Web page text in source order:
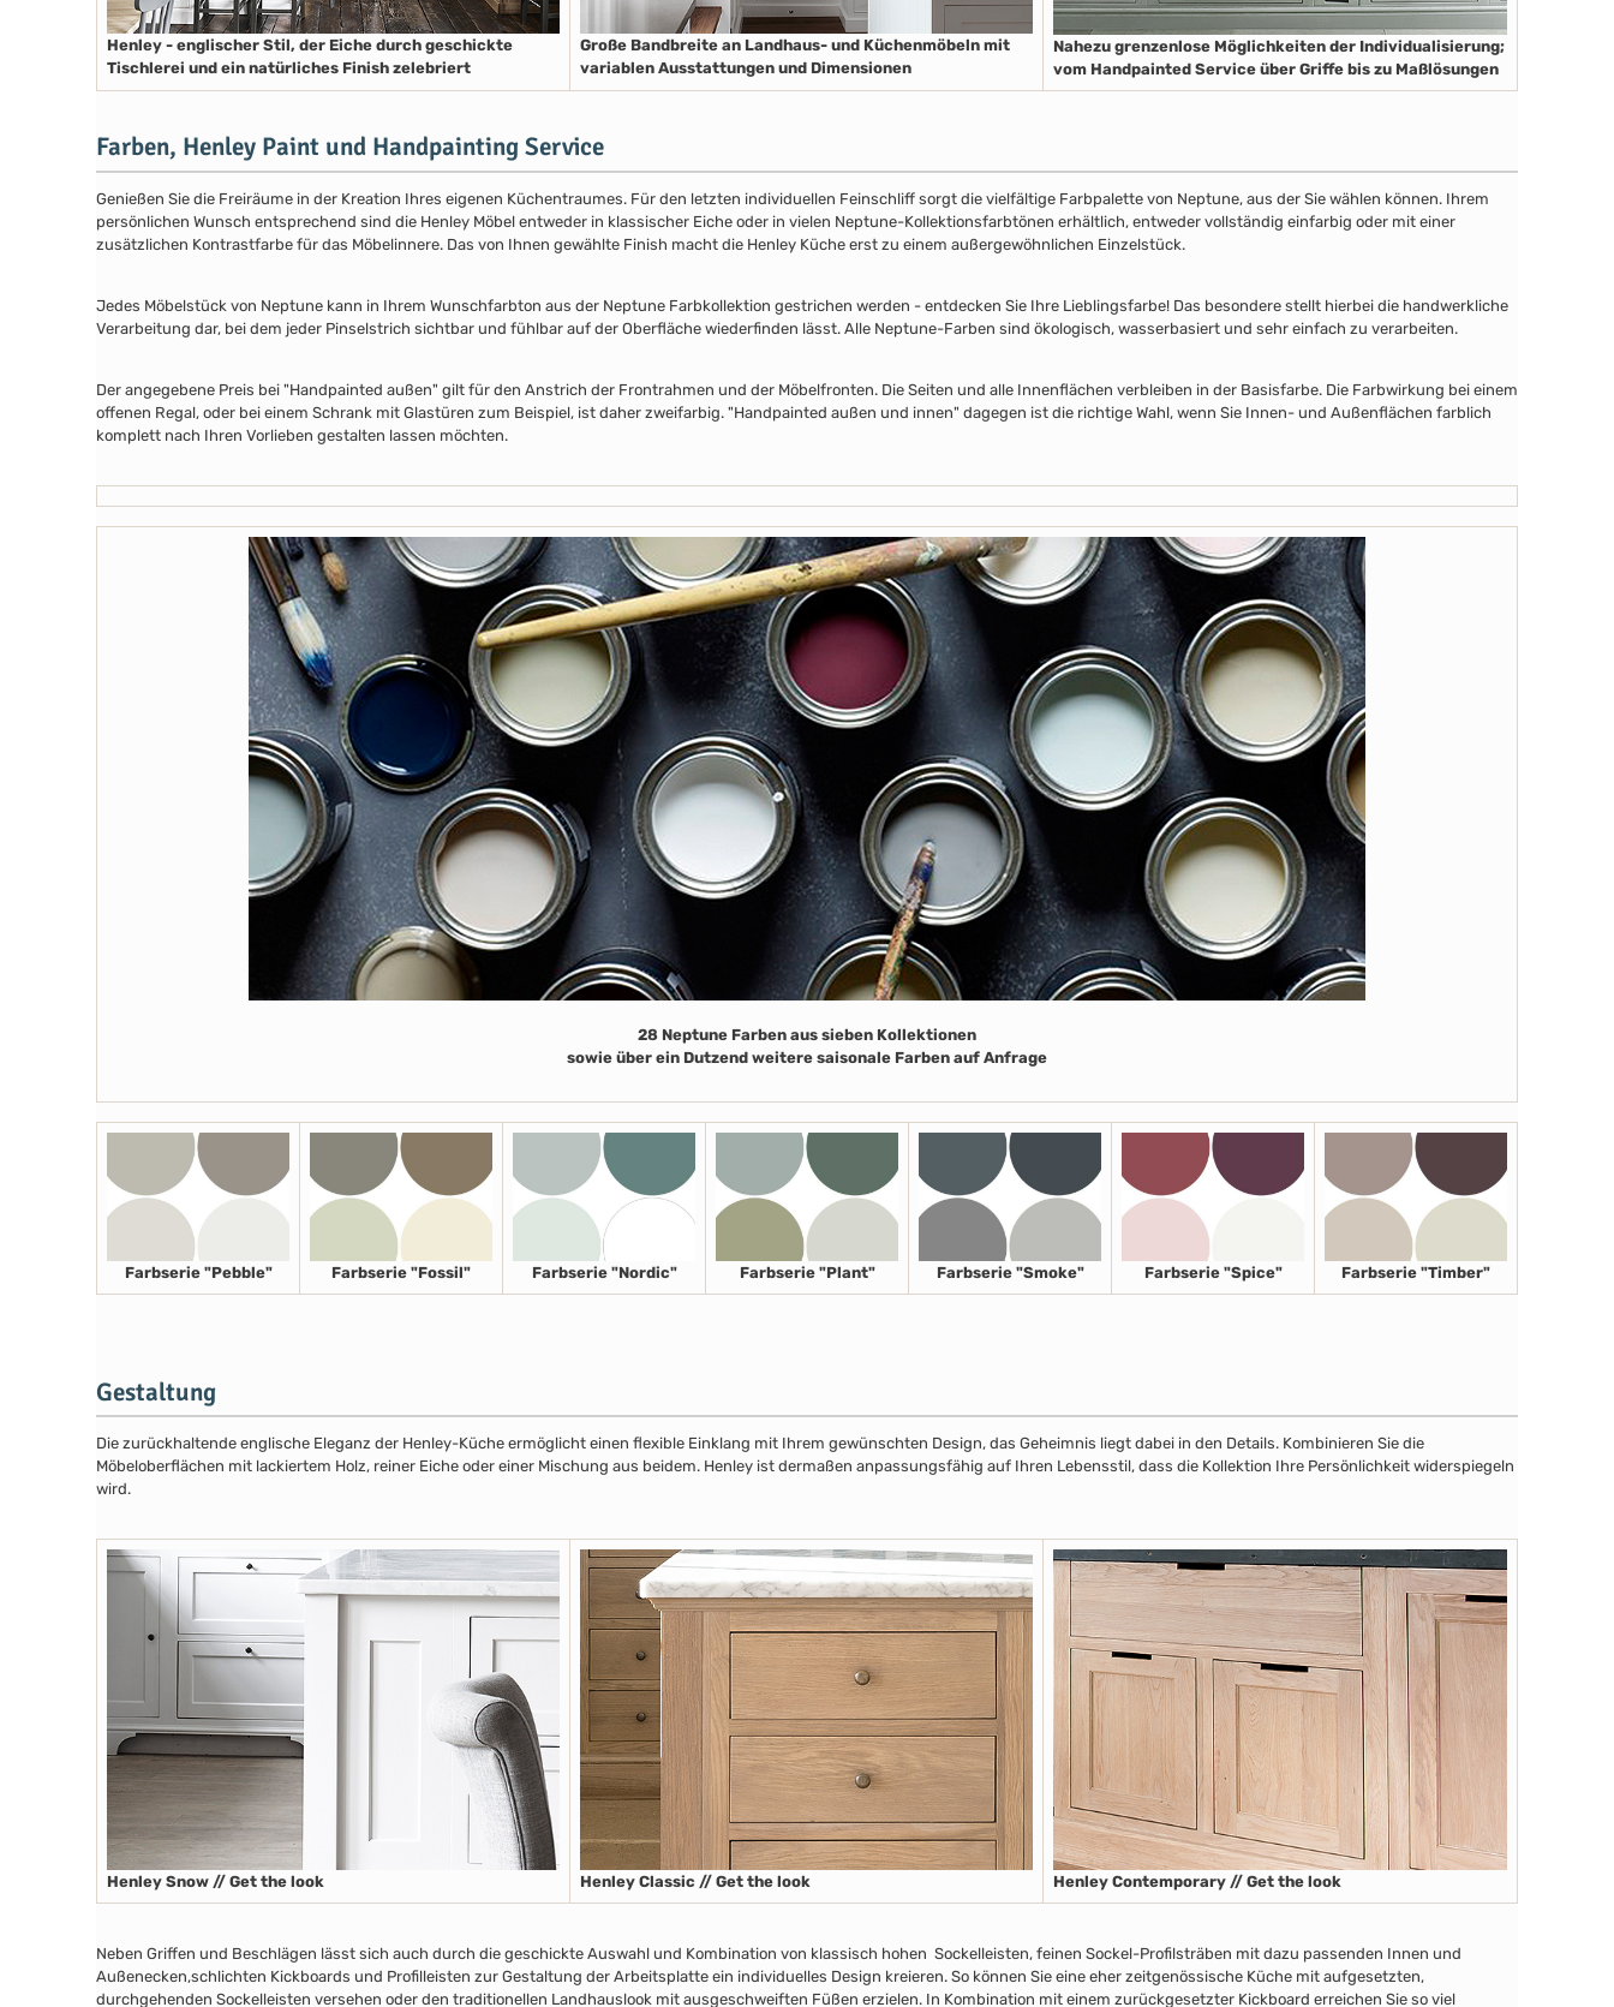
Henley - englischer Stil, der Eiche durch geschickte
Tischlerei und ein natürliches Finish zelebriert
Große Bandbreite an Landhaus- und Küchenmöbeln mit
variablen Ausstattungen und Dimensionen
Nahezu grenzenlose Möglichkeiten der Individualisierung;
vom Handpainted Service über Griffe bis zu Maßlösungen
Farben, Henley Paint und Handpainting Service
Genießen Sie die Freiräume in der Kreation Ihres eigenen Küchentraumes. Für den letzten individuellen Feinschliff sorgt die vielfältige Farbpalette von Neptune, aus der Sie wählen können. Ihrem
persönlichen Wunsch entsprechend sind die Henley Möbel entweder in klassischer Eiche oder in vielen Neptune-Kollektionsfarbtönen erhältlich, entweder vollständig einfarbig oder mit einer
zusätzlichen Kontrastfarbe für das Möbelinnere. Das von Ihnen gewählte Finish macht die Henley Küche erst zu einem außergewöhnlichen Einzelstück.
Jedes Möbelstück von Neptune kann in Ihrem Wunschfarbton aus der Neptune Farbkollektion gestrichen werden - entdecken Sie Ihre Lieblingsfarbe! Das besondere stellt hierbei die handwerkliche
Verarbeitung dar, bei dem jeder Pinselstrich sichtbar und fühlbar auf der Oberfläche wiederfinden lässt. Alle Neptune-Farben sind ökologisch, wasserbasiert und sehr einfach zu verarbeiten.
Der angegebene Preis bei "Handpainted außen" gilt für den Anstrich der Frontrahmen und der Möbelfronten. Die Seiten und alle Innenflächen verbleiben in der Basisfarbe. Die Farbwirkung bei einem
offenen Regal, oder bei einem Schrank mit Glastüren zum Beispiel, ist daher zweifarbig. "Handpainted außen und innen" dagegen ist die richtige Wahl, wenn Sie Innen- und Außenflächen farblich
komplett nach Ihren Vorlieben gestalten lassen möchten.
28 Neptune Farben aus sieben Kollektionen
sowie über ein Dutzend weitere saisonale Farben auf Anfrage
Farbserie "Pebble" Farbserie "Fossil" Farbserie "Nordic" Farbserie "Plant" Farbserie "Smoke" Farbserie "Spice" Farbserie "Timber"
Gestaltung
Die zurückhaltende englische Eleganz der Henley-Küche ermöglicht einen flexible Einklang mit Ihrem gewünschten Design, das Geheimnis liegt dabei in den Details. Kombinieren Sie die
Möbeloberflächen mit lackiertem Holz, reiner Eiche oder einer Mischung aus beidem. Henley ist dermaßen anpassungsfähig auf Ihren Lebensstil, dass die Kollektion Ihre Persönlichkeit widerspiegeln
wird.
Henley Snow // Get the look Henley Classic // Get the look Henley Contemporary // Get the look
Neben Griffen und Beschlägen lässt sich auch durch die geschickte Auswahl und Kombination von klassisch hohen Sockelleisten, feinen Sockel-Profilsträben mit dazu passenden Innen und
Außenecken,schlichten Kickboards und Profilleisten zur Gestaltung der Arbeitsplatte ein individuelles Design kreieren. So können Sie eine eher zeitgenössische Küche mit aufgesetzten,
durchgehenden Sockelleisten versehen oder den traditionellen Landhauslook mit ausgeschweiften Füßen erzielen. In Kombination mit einem zurückgesetzter Kickboard erreichen Sie so viel